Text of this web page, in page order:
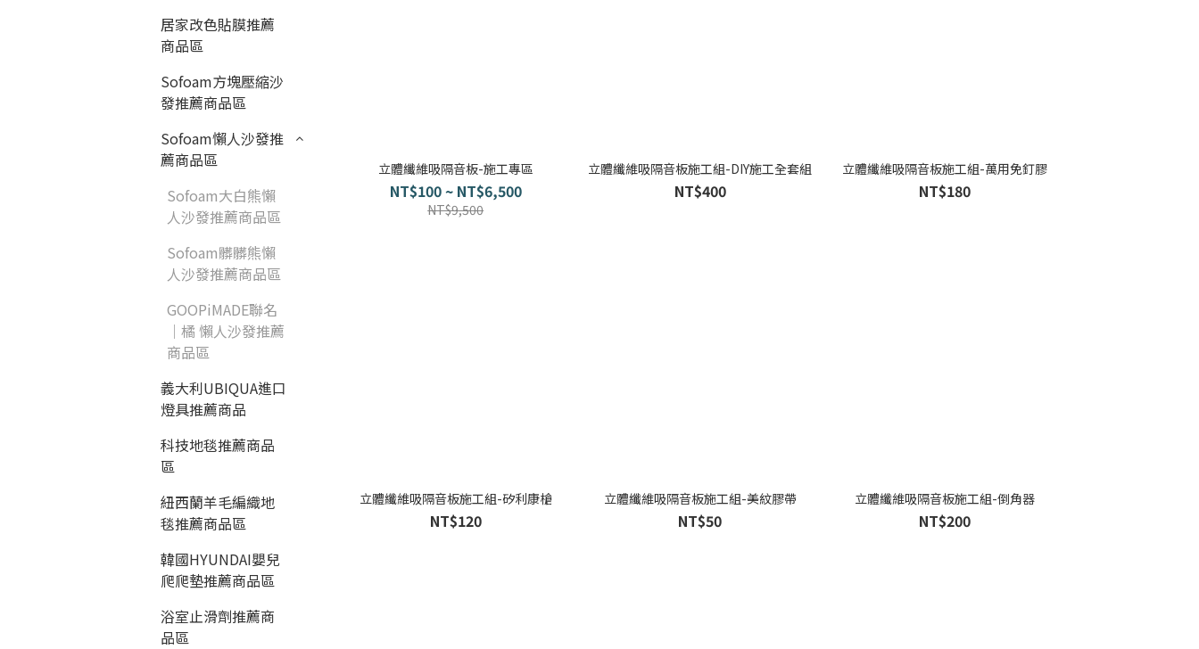
居家改色貼膜推薦
商品區
Sofoam方塊壓縮沙
發推薦商品區
Sofoam懶人沙發推
薦商品區
Sofoam大白熊懶
人沙發推薦商品區
Sofoam髒髒熊懶
人沙發推薦商品區
GOOPiMADE聯名
｜橘 懶人沙發推薦
商品區
義大利UBIQUA進口
燈具推薦商品
科技地毯推薦商品
區
紐西蘭羊毛編織地
毯推薦商品區
韓國HYUNDAI嬰兒
爬爬墊推薦商品區
浴室止滑劑推薦商
品區
立體纖維吸隔音板-施工專區
NT$100 ~ NT$6,500
NT$9,500
立體纖維吸隔音板施工組-DIY施工全套組
NT$400
立體纖維吸隔音板施工組-萬用免釘膠
NT$180
立體纖維吸隔音板施工組-矽利康槍
NT$120
立體纖維吸隔音板施工組-美紋膠帶
NT$50
立體纖維吸隔音板施工組-倒角器
NT$200